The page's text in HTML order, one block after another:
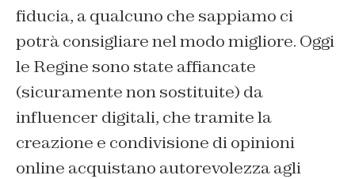
fiducia, a qualcuno che sappiamo ci
potrà consigliare nel modo migliore. Oggi
le Regine sono state affiancate
(sicuramente non sostituite) da
influencer digitali, che tramite la
creazione e condivisione di opinioni
online acquistano autorevolezza agli